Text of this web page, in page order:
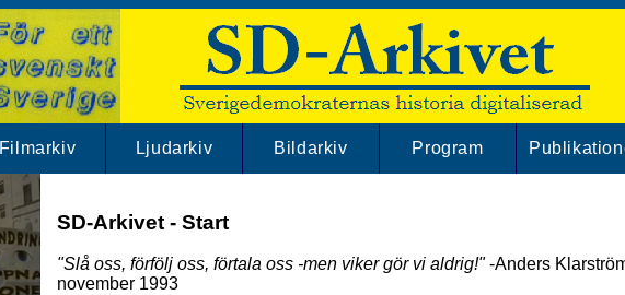
Filmarkiv Ljudarkiv Bildarkiv Program
SD-Arkivet - Start
"Slå oss, förfölj oss, förtala oss -men viker gör vi aldrig!"-Anders
november 1993